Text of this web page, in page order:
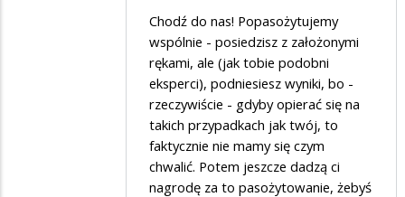
Chodź do nas! Popasożytujemy
wspólnie - posiedzisz z założonymi
rękami, ale (jak tobie podobni
eksperci), podniesiesz wyniki, bo -
rzeczywiście - gdyby opierać się na
takich przypadkach jak twój, to
faktycznie nie mamy się czym
chwalić. Potem jeszcze dadzą ci
nagrodę za to pasożytowanie, żebyś